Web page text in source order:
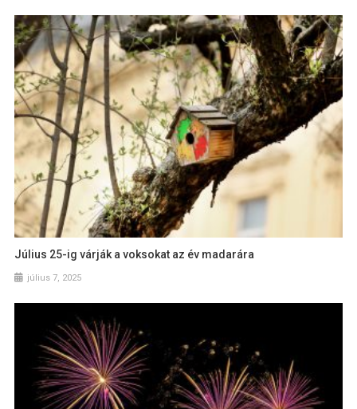
Július 25-ig várják a voksokat az év madarára
július 7, 2025